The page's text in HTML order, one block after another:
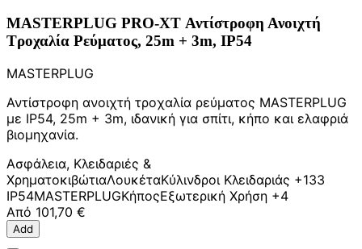
MASTERPLUG PRO-XT Αντίστροφη Ανοιχτή
Τροχαλία Ρεύματος, 25m + 3m, IP54
MASTERPLUG
Αντίστροφη ανοιχτή τροχαλία ρεύματος MASTERPLUG
με IP54, 25m + 3m, ιδανική για σπίτι, κήπο και ελαφριά
βιομηχανία.
Ασφάλεια, Κλειδαριές &
ΧρηματοκιβώτιαΛουκέταΚύλινδροι Κλειδαριάς +133
IP54MASTERPLUGΚήποςΕξωτερική Χρήση +4
Από 101,70 €
Add